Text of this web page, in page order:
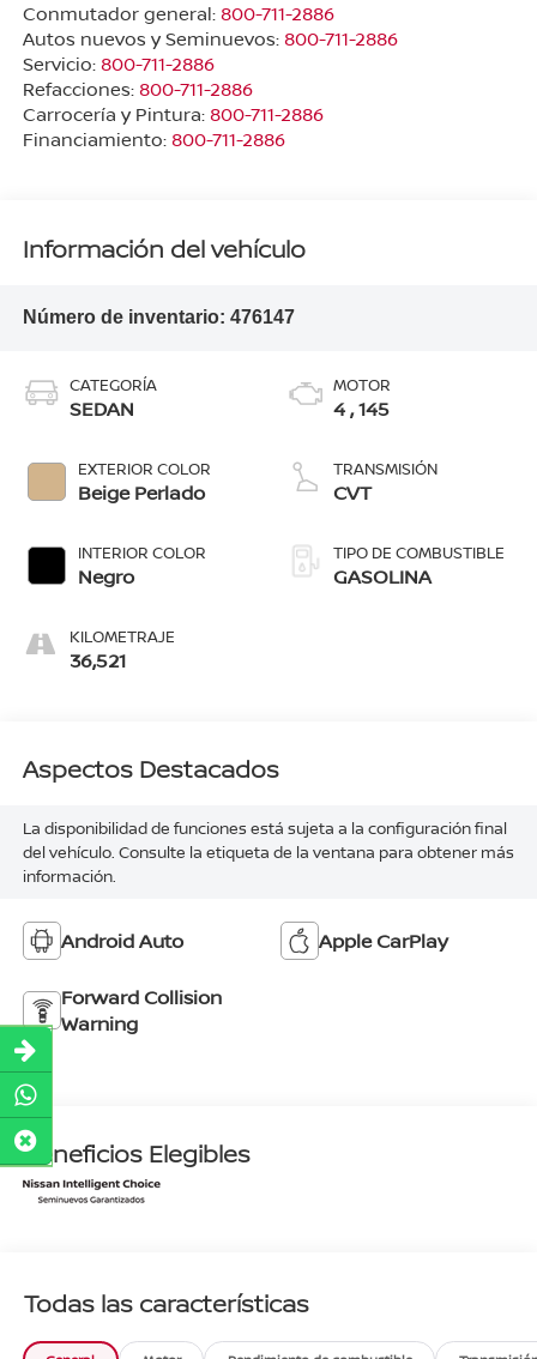
Conmutador general: 800-711-2886
Autos nuevos y Seminuevos: 800-711-2886
Servicio: 800-711-2886
Refacciones: 800-711-2886
Carrocería y Pintura: 800-711-2886
Financiamiento: 800-711-2886
Información del vehículo
Número de inventario: 476147
CATEGORÍA
SEDAN
EXTERIOR COLOR
Beige Perlado
INTERIOR COLOR
Negro
KILOMETRAJE
36,521
MOTOR
4 , 145
TRANSMISIÓN
CVT
TIPO DE COMBUSTIBLE
GASOLINA
Aspectos Destacados
La disponibilidad de funciones está sujeta a la configuración final
del vehículo. Consulte la etiqueta de la ventana para obtener más
información.
Android Auto Apple CarPlay
Forward Collision
Warning
Beneficios Elegibles
Todas las características